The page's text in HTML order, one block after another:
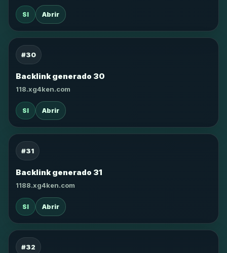
SI Abrir
#30
Backlink generado 30
118.xg4ken.com
SI Abrir
#31
Backlink generado 31
1188.xg4ken.com
SI Abrir
#32